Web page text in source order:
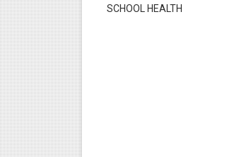
SCHOOL HEALTH